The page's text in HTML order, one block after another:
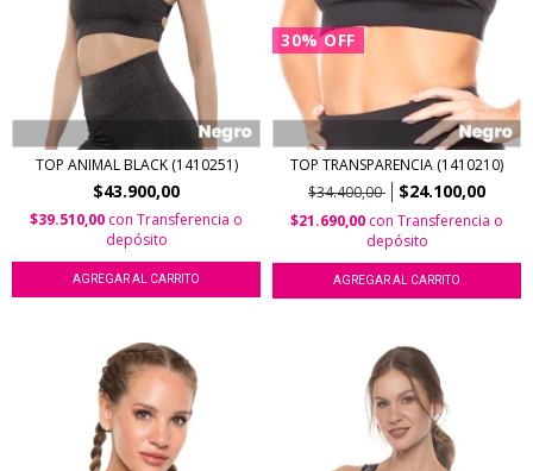
TOP ANIMAL BLACK (1410251)
$43.900,00
$39.510,00 con Transferencia o
depósito
AGREGAR AL CARRITO
30%OFF
TOP TRANSPARENCIA (1410210)
$34.400,00
$24.100,00
$21.690,00 con Transferencia o
depósito
AGREGAR AL CARRITO